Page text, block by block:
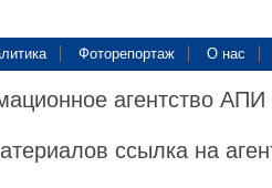
Фоторепортаж О нас
агентство
ссылка на